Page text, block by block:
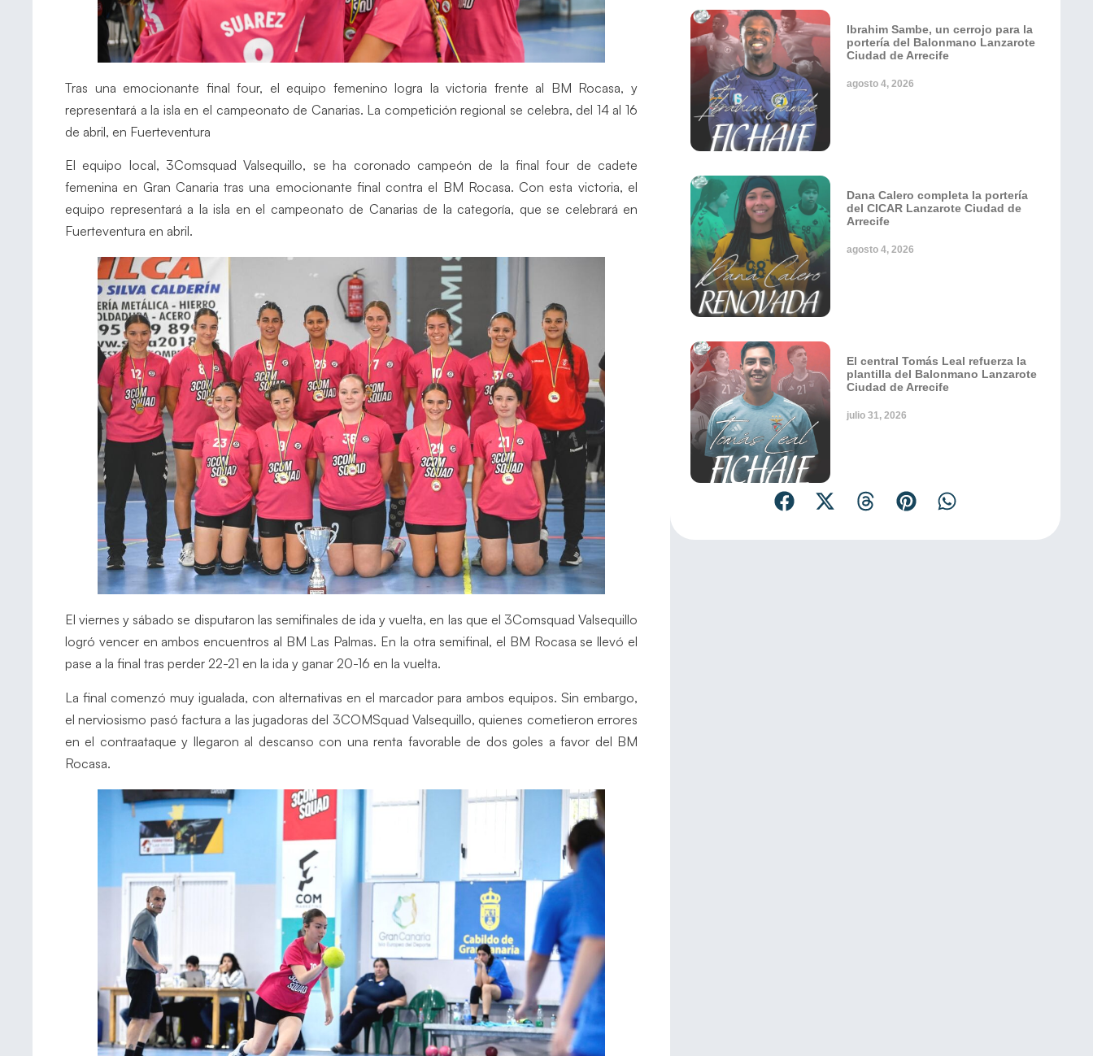
Tras una emocionante final four, el equipo femenino logra la victoria frente al BM Rocasa, y
representará a la isla en el campeonato de Canarias. La competición regional se celebra, del 14 al 16
de abril, en Fuerteventura
El equipo local, 3Comsquad Valsequillo, se ha coronado campeón de la final four de cadete
femenina en Gran Canaria tras una emocionante final contra el BM Rocasa. Con esta victoria, el
equipo representará a la isla en el campeonato de Canarias de la categoría, que se celebrará en
Fuerteventura en abril.
El viernes y sábado se disputaron las semifinales de ida y vuelta, en las que el 3Comsquad Valsequillo
logró vencer en ambos encuentros al BM Las Palmas. En la otra semifinal, el BM Rocasa se llevó el
pase a la final tras perder 22-21 en la ida y ganar 20-16 en la vuelta.
La final comenzó muy igualada, con alternativas en el marcador para ambos equipos. Sin embargo,
el nerviosismo pasó factura a las jugadoras del 3COMSquad Valsequillo, quienes cometieron errores
en el contraataque y llegaron al descanso con una renta favorable de dos goles a favor del BM
Rocasa.
Ibrahim Sambe, un cerrojo para la
portería del Balonmano Lanzarote
Ciudad de Arrecife
agosto 4, 2026
Dana Calero completa la portería
del CICAR Lanzarote Ciudad de
Arrecife
agosto 4, 2026
El central Tomás Leal refuerza la
plantilla del Balonmano Lanzarote
Ciudad de Arrecife
julio 31, 2026